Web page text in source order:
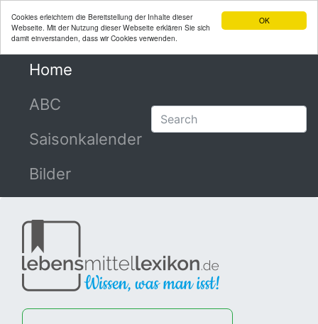
OK
Cookies erleichtern die Bereitstellung der Inhalte dieser
Webseite. Mit der Nutzung dieser Webseite erklären Sie sich
damit einverstanden, dass wir Cookies verwenden.
Home
ABC
Saisonkalender
Bilder